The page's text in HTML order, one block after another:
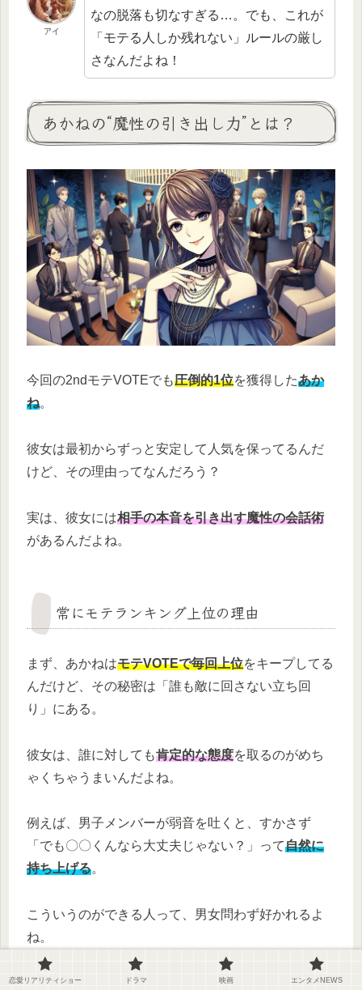
アイ
なの脱落も切なすぎる…。でも、これが
「モテる人しか残れない」ルールの厳し
さなんだよね！
あかねの“魔性の引き出し力”とは？
今回の2ndモテVOTEでも圧倒的1位を獲得したあか
ね。
彼女は最初からずっと安定して人気を保ってるんだ
けど、その理由ってなんだろう？
実は、彼女には相手の本音を引き出す魔性の会話術
があるんだよね。
常にモテランキング上位の理由
まず、あかねはモテVOTEで毎回上位をキープしてる
んだけど、その秘密は「誰も敵に回さない立ち回
り」にある。
彼女は、誰に対しても肯定的な態度を取るのがめち
ゃくちゃうまいんだよね。
例えば、男子メンバーが弱音を吐くと、すかさず
「でも〇〇くんなら大丈夫じゃない？」って自然に
持ち上げる。
こういうのができる人って、男女問わず好かれるよ
ね。
恋愛リアリティショー ドラマ 映画 エンタメNEWS